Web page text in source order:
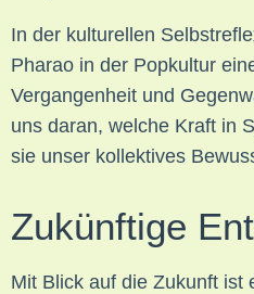
In der kulturellen
Pharao in der Popkultur
Vergangenheit und
uns daran, welche Kraft in
sie unser kollektives
Zukünftige
Mit Blick auf die Zukunft ist